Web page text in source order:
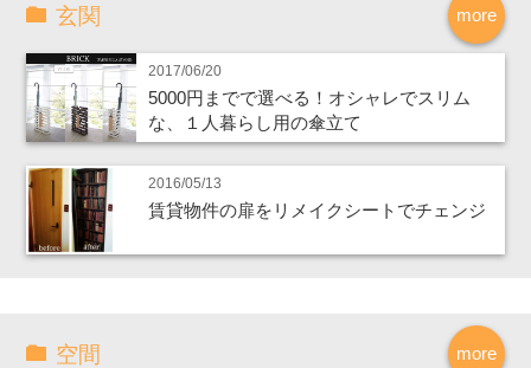
more
玄関
2017/06/20
5000円までで選べる！オシャレでスリム
な、１人暮らし用の傘立て
2016/05/13
賃貸物件の扉をリメイクシートでチェンジ
more
空間